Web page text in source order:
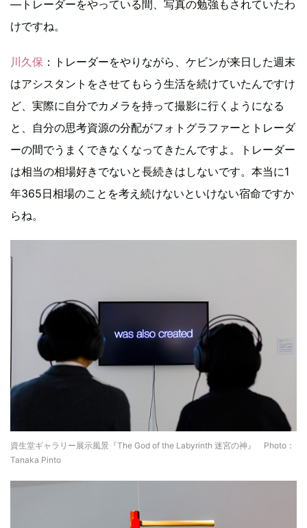
―トレーダーをやっている間、写真の勉強もされていたわ
けですね。
川久保 ：トレーダーをやりながら、ケビンが来日した週末
はアシスタントをさせてもらう生活を続けていたんですけ
ど、実際に自分でカメラを持って撮影に行くようになる
と、自分の思考資源の分配がフォトグラファーとトレーダ
ーの間でうまくできなくなってきたんですよ。トレーダー
は相当の相場好きでないと長続きはしないです。本当に1
年365日相場のことを考え続けないといけない宿命ですか
らね。
資生堂ギャラリー展示風景『The God of the Labyrinth 迷宮の神』 Photo：
Tanaka Pinto